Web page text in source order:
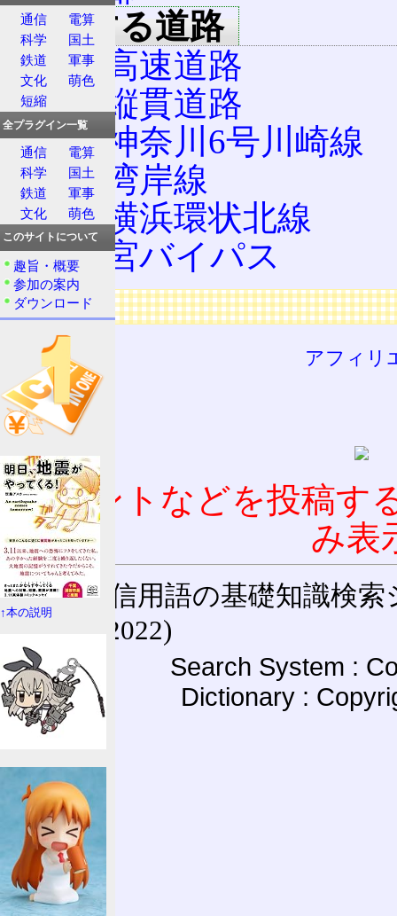
該当する道路
首都高速道路
川崎縦貫道路
高速神奈川6号川崎線
高速湾岸線
高速横浜環状北線
新大宮バイパス
広告
アフィリ
コメントなどを投稿す
み表
通信用語の基礎知識検索
(27-May-2022)
Search System :
Dictionary :
通信
電算
科学
国土
鉄道
軍事
文化
萌色
短縮
全プラグイン一覧
通信
電算
科学
国土
鉄道
軍事
文化
萌色
このサイトについて
趣旨・概要
参加の案内
ダウンロード
↑本の説明